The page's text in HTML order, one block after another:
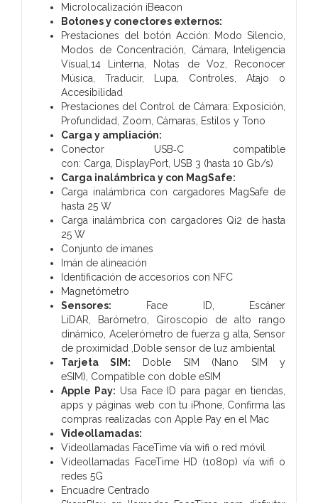
Microlocalización iBeacon
Botones y conectores externos:
Prestaciones del botón Acción: Modo Silencio,
Modos de Concentración, Cámara, Inteligencia
Visual,14 Linterna, Notas de Voz, Reconocer
Música, Traducir, Lupa, Controles, Atajo o
Accesibilidad
Prestaciones del Control de Cámara: Exposición,
Profundidad, Zoom, Cámaras, Estilos y Tono
Carga y ampliación:
Conector USB‑C compatible
con: Carga, DisplayPort, USB 3 (hasta 10 Gb/s)
Carga inalámbrica y con MagSafe:
Carga inalámbrica con cargadores MagSafe de
hasta 25 W
Carga inalámbrica con cargadores Qi2 de hasta
25 W
Conjunto de imanes
Imán de alineación
Identificación de accesorios con NFC
Magnetómetro
Sensores:
Face ID,
Escáner
LiDAR,
Barómetro, Giroscopio de alto rango
dinámico, Acelerómetro de fuerza g alta, Sensor
de proximidad ,
Doble sensor de luz ambiental
Tarjeta SIM:
Doble SIM (Nano SIM y
eSIM), Compatible con doble eSIM
Apple Pay: Usa Face ID para pagar en tiendas,
apps y páginas web con tu iPhone, Confirma las
compras realizadas con Apple Pay en el Mac
Videollamadas:
Videollamadas FaceTime vía wifi o red móvil
Videollamadas FaceTime HD (1080p) vía wifi o
redes 5G
Encuadre Centrado